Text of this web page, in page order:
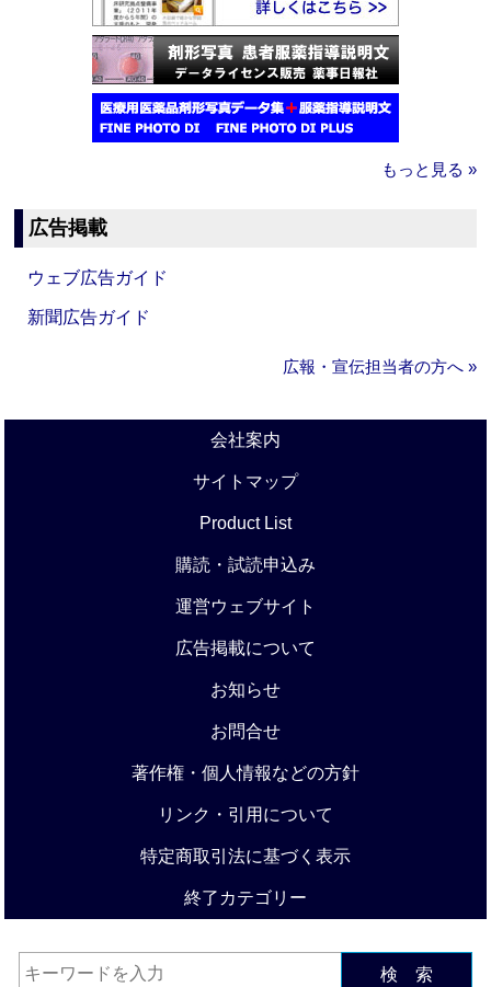
もっと見る »
広告掲載
ウェブ広告ガイド
新聞広告ガイド
広報・宣伝担当者の方へ »
会社案内
サイトマップ
Product List
購読・試読申込み
運営ウェブサイト
広告掲載について
お知らせ
お問合せ
著作権・個人情報などの方針
リンク・引用について
特定商取引法に基づく表示
終了カテゴリー
検 索